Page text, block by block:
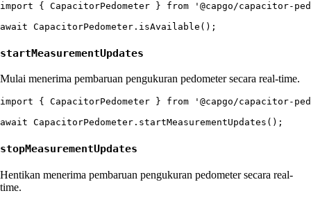
import { CapacitorPedometer } from '@capgo/capacitor-
startMeasurementUpdates
Mulai menerima pembaruan pengukuran pedometer secara real-time.
import { CapacitorPedometer } from '@capgo/capacitor-
stopMeasurementUpdates
Hentikan menerima pembaruan pengukuran pedometer secara real-
time.